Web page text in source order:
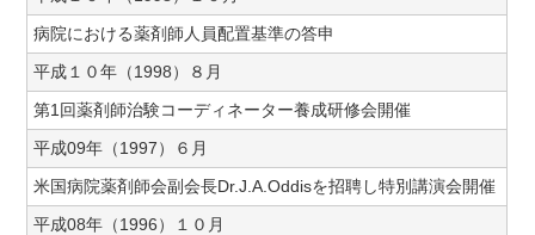
病院における薬剤師人員配置基準の答申
平成１０年（1998）８月
第1回薬剤師治験コーディネーター養成研修会開催
平成09年（1997）６月
米国病院薬剤師会副会長Dr.J.A.Oddisを招聘し特別講演会開催
平成08年（1996）１０月